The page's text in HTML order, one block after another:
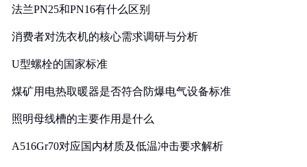
法兰PN25和PN16有什么区别
消费者对洗衣机的核心需求调研与分析
U型螺栓的国家标准
煤矿用电热取暖器是否符合防爆电气设备标准
照明母线槽的主要作用是什么
A516Gr70对应国内材质及低温冲击要求解析